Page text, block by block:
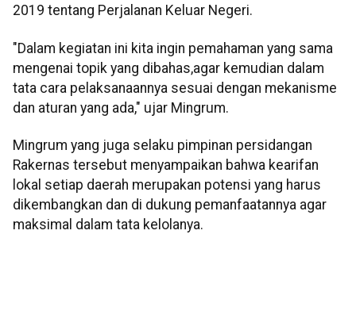
2019 tentang Perjalanan Keluar Negeri.
"Dalam kegiatan ini kita ingin pemahaman yang sama
mengenai topik yang dibahas,agar kemudian dalam
tata cara pelaksanaannya sesuai dengan mekanisme
dan aturan yang ada," ujar Mingrum.
Mingrum yang juga selaku pimpinan persidangan
Rakernas tersebut menyampaikan bahwa kearifan
lokal setiap daerah merupakan potensi yang harus
dikembangkan dan di dukung pemanfaatannya agar
maksimal dalam tata kelolanya.